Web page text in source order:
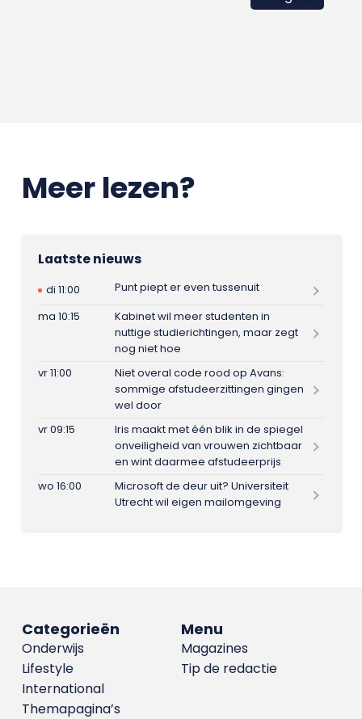
Meer lezen?
Laatste nieuws
di 11:00
Punt piept er even tussenuit
ma 10:15
Kabinet wil meer studenten in
nuttige studierichtingen, maar zegt
nog niet hoe
vr 11:00
Niet overal code rood op Avans:
sommige afstudeerzittingen gingen
wel door
vr 09:15
Iris maakt met één blik in de spiegel
onveiligheid van vrouwen zichtbaar
en wint daarmee afstudeerprijs
wo 16:00
Microsoft de deur uit? Universiteit
Utrecht wil eigen mailomgeving
Menu
Magazines
Tip de redactie
Categorieën
Onderwijs
Lifestyle
International
Themapagina’s